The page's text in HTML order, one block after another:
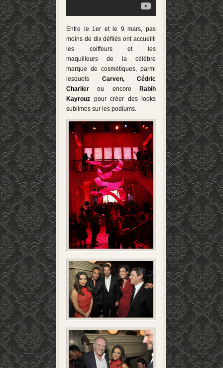
Entre le 1er et le 9 mars, pas
moins de dix défilés ont accueilli
les coiffeurs et les
maquilleurs de la célèbre
marque de cosmétiques, parmi
lesquels Carven, Cédric
Charlier ou encore
Rabih
Kayrouz pour créer des looks
sublimes sur les podiums.